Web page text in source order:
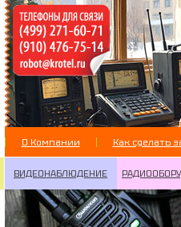
О Компании Как сделать
ВИДЕОНАБЛЮДЕНИЕ